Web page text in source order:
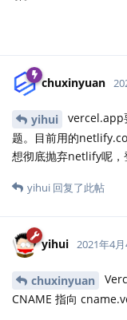
chuxinyuan
yihui
vercel.app
题。目前用的
想彻底抛弃netlify呢，
yihui 回复了此帖
yihui 2021年4月
chuxinyuan
CNAME 指向